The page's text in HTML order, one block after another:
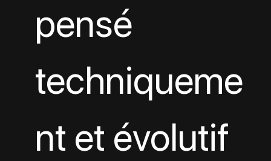
pensé
techniqueme
nt et évolutif